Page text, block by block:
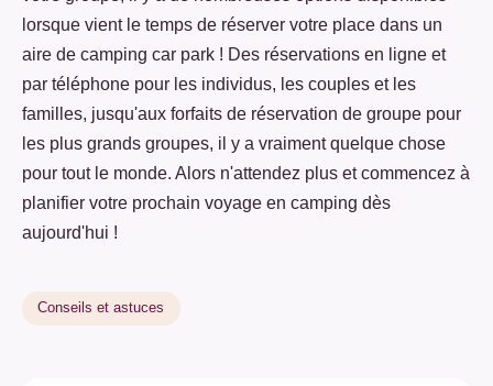
lorsque vient le temps de réserver votre place dans un
aire de camping car park ! Des réservations en ligne et
par téléphone pour les individus, les couples et les
familles, jusqu'aux forfaits de réservation de groupe pour
les plus grands groupes, il y a vraiment quelque chose
pour tout le monde. Alors n'attendez plus et commencez à
planifier votre prochain voyage en camping dès
aujourd'hui !
Conseils et astuces